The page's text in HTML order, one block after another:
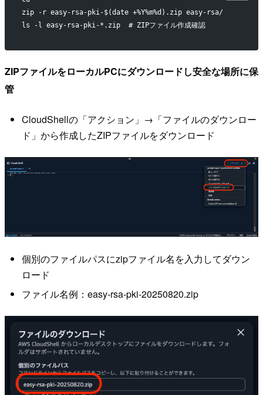
zip -r easy-rsa-pki-$(date +%Y%m%d).zip easy-rsa/
ls -l easy-rsa-pki-*.zip  # ZIPファイル作成確認
ZIPファイルをローカルPCにダウンロードし安全な場所に保
管
CloudShellの「アクション」→「ファイルのダウンロー
ド」から作成したZIPファイルをダウンロード
個別のファイルパスにzipファイル名を入力してダウン
ロード
ファイル名例：easy-rsa-pki-20250820.zip